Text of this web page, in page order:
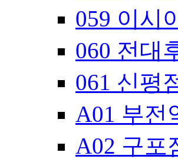
059 이시
060 전대
061 신평
A01 부전
A02 구포